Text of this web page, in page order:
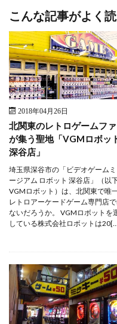
こんな記事がよく
2018年04月26日
北関東のレトロゲームフ
が集う聖地「VGMロボッ
深谷店」
埼玉県深谷市の「ビデオゲームミ
ージアム ロボット 深谷店」（以下
VGMロボット）は、北関東で唯
レトロアーケードゲーム専門店
ないだろうか。 VGMロボットを
している株式会社ロボットは